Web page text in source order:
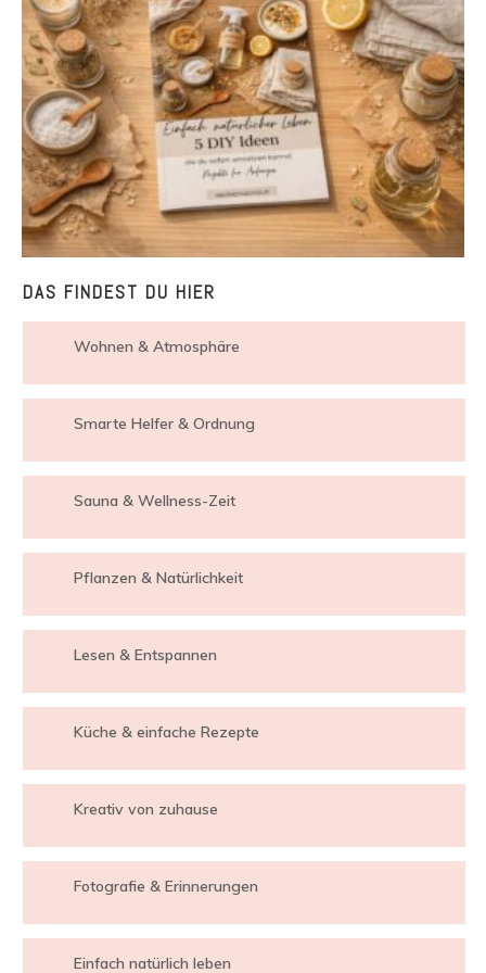
DAS FINDEST DU HIER
Wohnen & Atmosphäre
Smarte Helfer & Ordnung
Sauna & Wellness-Zeit
Pflanzen & Natürlichkeit
Lesen & Entspannen
Küche & einfache Rezepte
Kreativ von zuhause
Fotografie & Erinnerungen
Einfach natürlich leben